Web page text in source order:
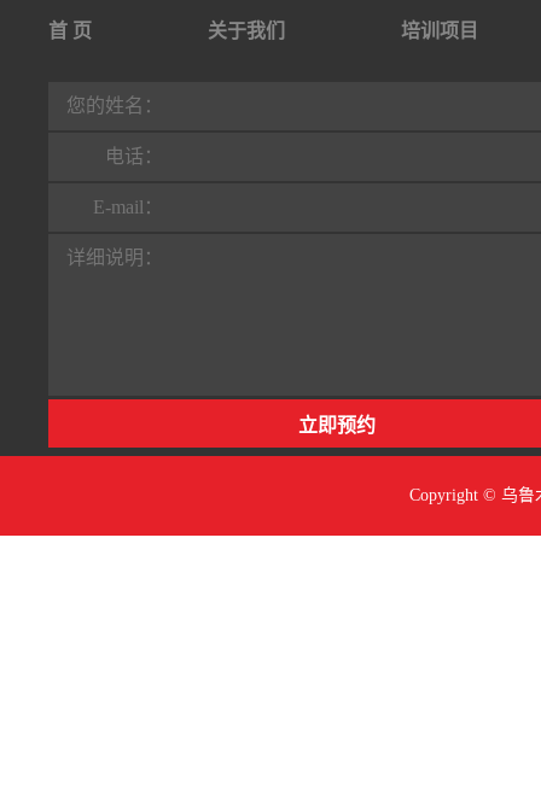
首 页 关于我们 培训项目
行业动态
您的姓名：
电话：
E-mail：
详细说明：
Copyright © 乌